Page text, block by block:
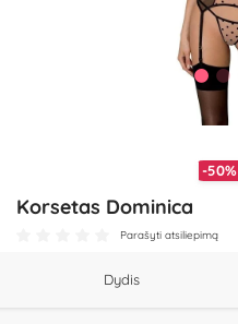
-50%
Korsetas Dominica
Parašyti atsiliepimą
Dydis